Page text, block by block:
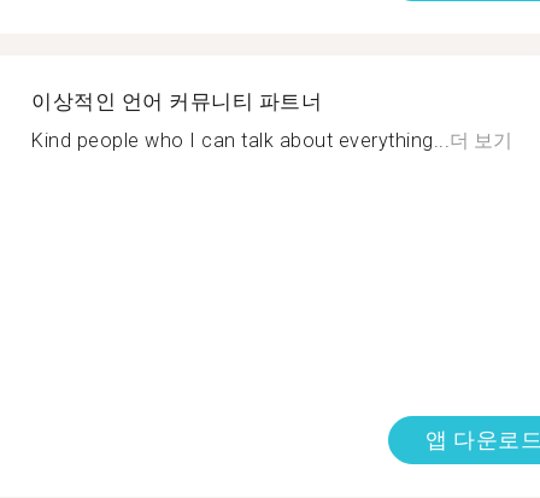
이상적인 언어 커뮤니티 파트너
Kind people who I can talk about everything...더 보기
앱 다운로드